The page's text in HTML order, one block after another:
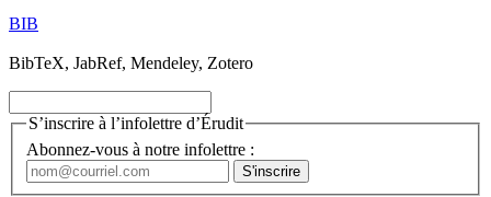
BIB
BibTeX, JabRef, Mendeley, Zotero
S’inscrire à l’infolettre d’Érudit
Abonnez-vous à notre infolettre :